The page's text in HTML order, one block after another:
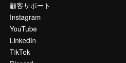
顧客サポート
Instagram
YouTube
LinkedIn
TikTok